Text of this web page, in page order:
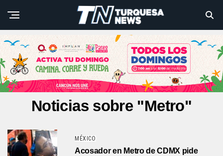
Noticias sobre "Metro"
MÉXICO
Acosador en Metro de CDMX pide